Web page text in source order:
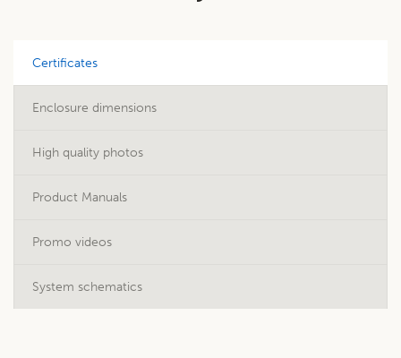
Certificates
Enclosure dimensions
High quality photos
Product Manuals
Promo videos
System schematics